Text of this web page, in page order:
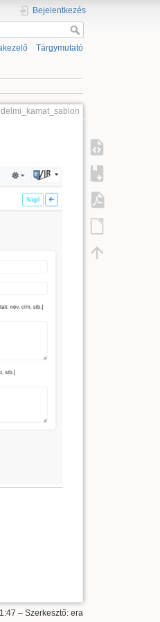
Bejelentkezés
Tárgymutató
– Szerkesztő: era